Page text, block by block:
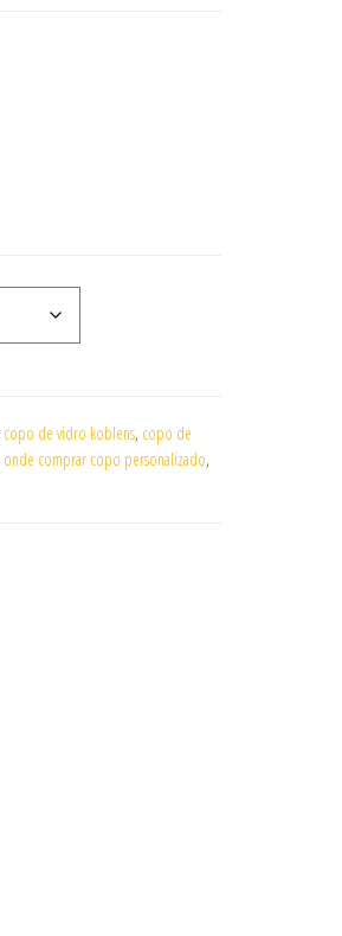
copo de vidro koblens, copo de
onde comprar copo personalizado,